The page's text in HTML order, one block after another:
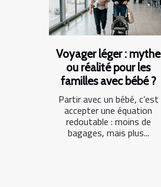
Voyager léger : mythe
ou réalité pour les
familles avec bébé ?
Partir avec un bébé, c’est
accepter une équation
redoutable : moins de
bagages, mais plus...